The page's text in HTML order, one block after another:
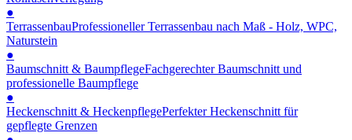
●
TerrassenbauProfessioneller Terrassenbau nach Maß - Holz, WPC,
Naturstein
●
Baumschnitt & BaumpflegeFachgerechter Baumschnitt und
professionelle Baumpflege
●
Heckenschnitt & HeckenpflegePerfekter Heckenschnitt für
gepflegte Grenzen